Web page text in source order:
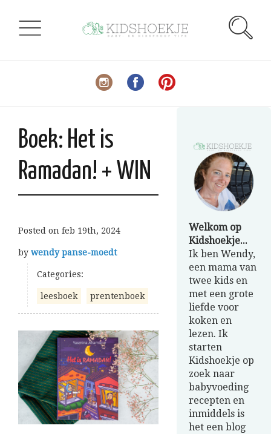
Boek: Het is
Ramadan! + WIN
Posted on feb 19th, 2024
by wendy panse-moedt
Categories:
leesboek prentenboek
Welkom op
Kidshoekje...
Ik ben Wendy,
een mama van
twee kids en
met een grote
liefde voor
koken en
lezen. Ik
starten
Kidshoekje op
zoek naar
babyvoeding
recepten en
inmiddels is
het een blog